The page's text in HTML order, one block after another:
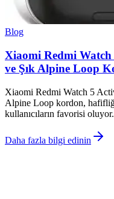
Blog
Xiaomi Redmi Watch
ve Şık Alpine Loop
Xiaomi Redmi Watch 5
Alpine Loop kordon, hafifliği,
kullanıcıların favorisi oluyor.
Daha fazla bilgi edinin